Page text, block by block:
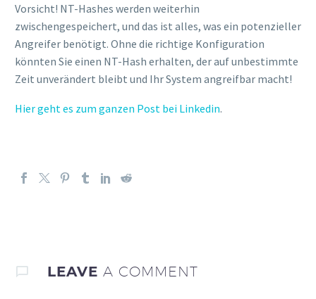
Vorsicht! NT-Hashes werden weiterhin
zwischengespeichert, und das ist alles, was ein potenzieller
Angreifer benötigt. Ohne die richtige Konfiguration
könnten Sie einen NT-Hash erhalten, der auf unbestimmte
Zeit unverändert bleibt und Ihr System angreifbar macht!
Hier geht es zum ganzen Post bei Linkedin.
LEAVE A COMMENT